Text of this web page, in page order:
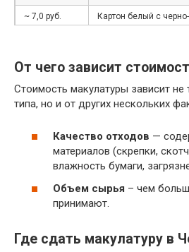
~ 7,0 руб. Картон белый с
~ 5,5 руб.
использования газет
~ 3 руб. Бумажные гильзы,
От чего зависит
Стоимость макулатуры зависит не
типа, но и от других нескольких
Качество отходов —
материалов (скрепки,
влажность бумаги,
Объем сырья – чем
принимают.
Где сдать макулатуру в